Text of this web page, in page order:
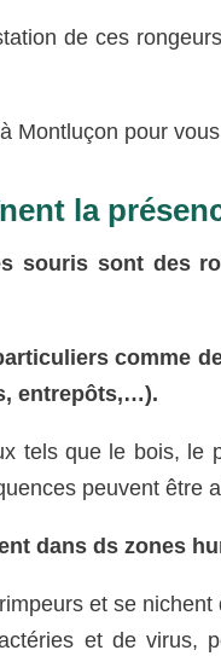
de ces
Montluçon pour
la
souris sont des
comme
entrepôts,…).
tels que le bois, le
peuvent être
dans ds zones
et se
et de virus,